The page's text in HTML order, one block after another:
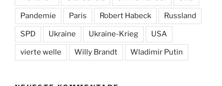
Pandemie Paris Robert Habeck Russland
SPD Ukraine Ukraine-Krieg USA
vierte welle Willy Brandt Wladimir Putin